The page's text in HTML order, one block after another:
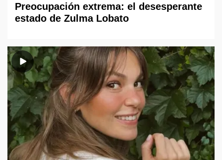
Preocupación extrema: el desesperante
estado de Zulma Lobato